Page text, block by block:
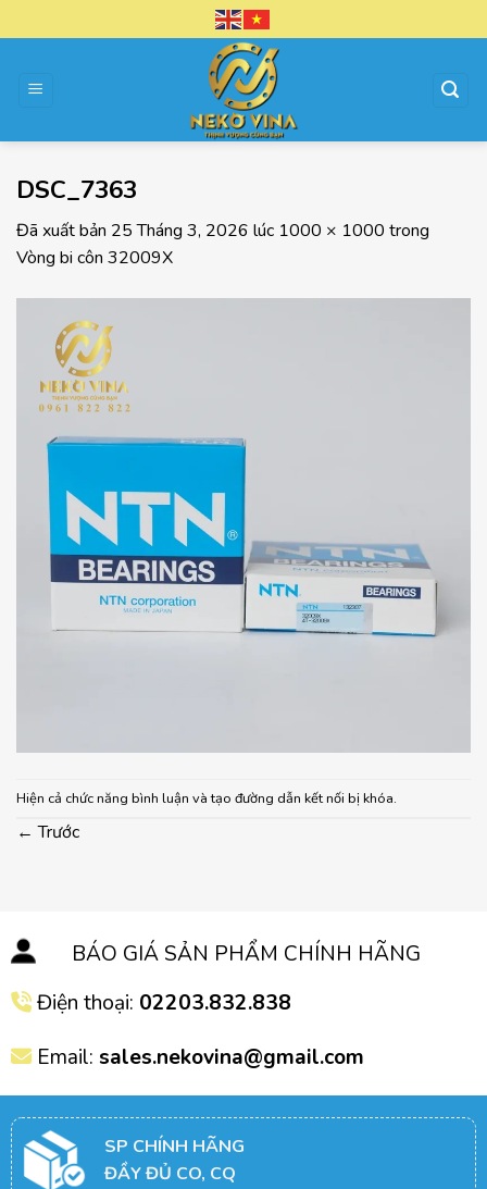
đến
dung
DSC_7363
Đã xuất bản 25 Tháng 3, 2026 lúc 1000 × 1000 trong
Vòng bi côn 32009X
Hiện cả chức năng bình luận và tạo đường dẫn kết nối bị khóa.
← Trước
BÁO GIÁ SẢN PHẨM CHÍNH HÃNG
Điện thoại: 02203.832.838
Email: sales.nekovina@gmail.com
SP CHÍNH HÃNG
ĐẦY ĐỦ CO, CQ